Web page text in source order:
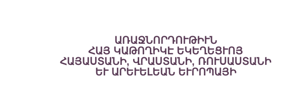
ԱՌԱՋՆՈՐԴՈՒԹԻՒՆ
ՀԱՅ ԿԱԹՈՂԻԿԷ ԵԿԵՂԵՑՒՈՅ
ՀԱՅԱՍՏԱՆԻ, ՎՐԱՍՏԱՆԻ, ՌՈՒՍԱՍՏԱՆԻ
ԵՒ ԱՐԵՒԵԼԵԱՆ ԵՒՐՈՊԱՅԻ